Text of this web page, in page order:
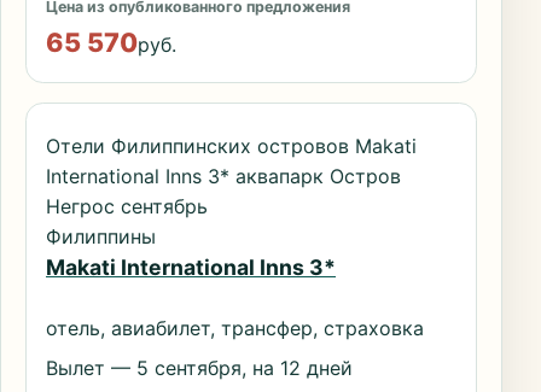
Цена из опубликованного предложения
65 570руб.
Отели Филиппинских островов Makati
International Inns 3* аквапарк Остров
Негрос сентябрь
Филиппины
Makati International Inns 3*
отель, авиабилет, трансфер, страховка
Вылет — 5 сентября, на 12 дней